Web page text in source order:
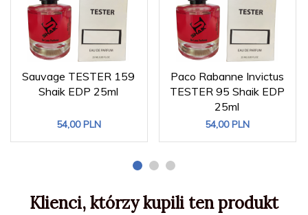
Sauvage TESTER 159
Shaik EDP 25ml
54,00 PLN
Paco Rabanne Invictus
TESTER 95 Shaik EDP
25ml
54,00 PLN
Klienci, którzy kupili ten produkt